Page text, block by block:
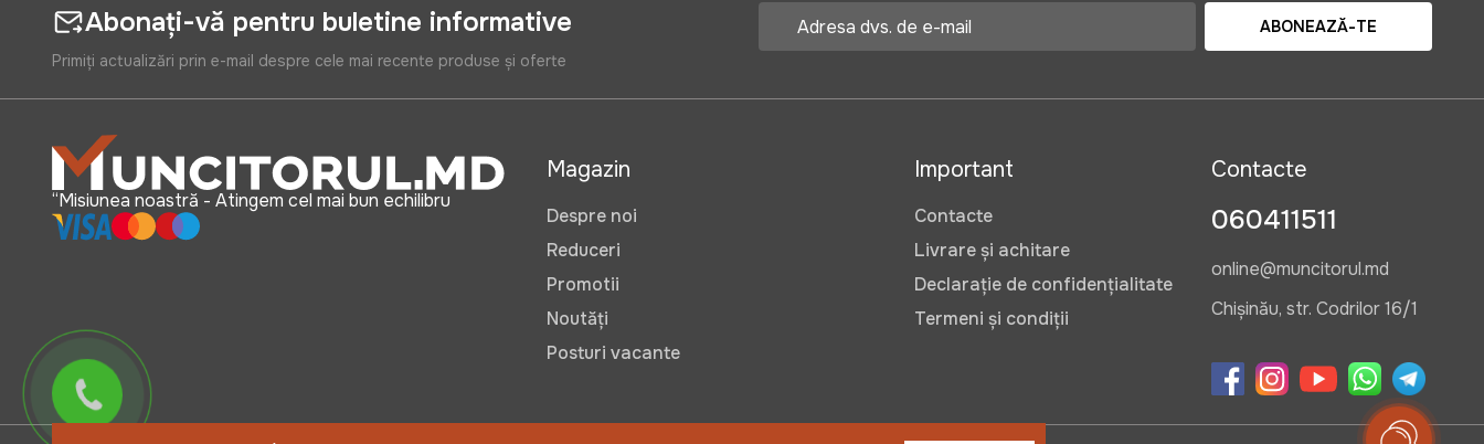
Abonați-vă pentru buletine informative
Primiți actualizări prin e-mail despre cele mai recente produse și oferte
ABONEAZĂ-TE
“Misiunea noastră - Atingem cel mai bun echilibru
Magazin
Despre noi
Reduceri
Promotii
Noutăți
Posturi vacante
Important
Contacte
Livrare și achitare
Declarație de confidențialitate
Termeni și condiții
Contacte
060411511
online@muncitorul.md
Chișinău, str. Codrilor 16/1